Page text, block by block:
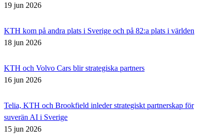
19 jun 2026
KTH kom på andra plats i Sverige och på 82:a plats i världen
18 jun 2026
KTH och Volvo Cars blir strategiska partners
16 jun 2026
Telia, KTH och Brookfield inleder strategiskt partnerskap för
suverän AI i Sverige
15 jun 2026